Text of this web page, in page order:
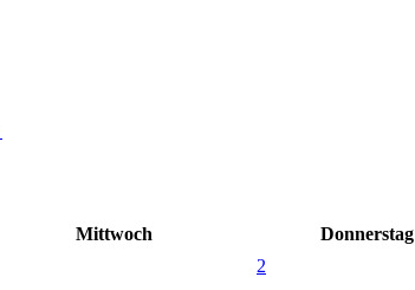
Mittwoch Donnerstag
2